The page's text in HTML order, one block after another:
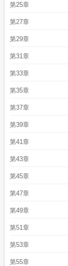
第25章
第27章
第29章
第31章
第33章
第35章
第37章
第39章
第41章
第43章
第45章
第47章
第49章
第51章
第53章
第55章